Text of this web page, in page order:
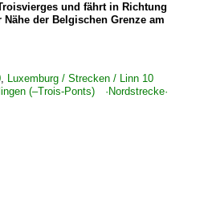
und fährt in Richtung
der Belgischen Grenze am
, Luxemburg / Strecken / Linn 10
(–Trois-Ponts) ·Nordstrecke·